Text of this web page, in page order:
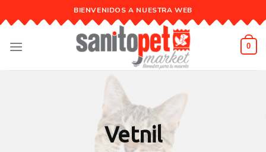
to
BIENVENIDOS A NUESTRA WEB
0
Vetnil